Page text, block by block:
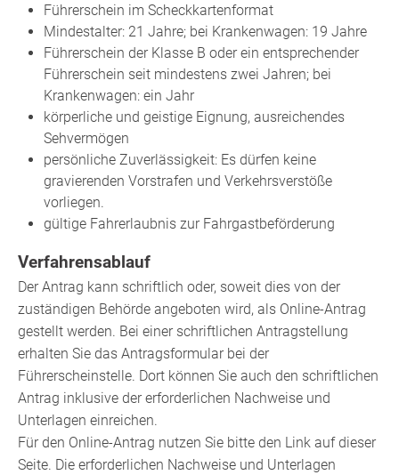
Führerschein im Scheckkartenformat
Mindestalter: 21 Jahre; bei Krankenwagen: 19 Jahre
Führerschein der Klasse B oder ein entsprechender
Führerschein seit mindestens zwei Jahren; bei
Krankenwagen: ein Jahr
körperliche und geistige Eignung, ausreichendes
Sehvermögen
persönliche Zuverlässigkeit: Es dürfen keine
gravierenden Vorstrafen und Verkehrsverstöße
vorliegen.
gültige Fahrerlaubnis zur Fahrgastbeförderung
Verfahrensablauf
Der Antrag kann schriftlich oder, soweit dies von der
zuständigen Behörde angeboten wird, als Online-Antrag
gestellt werden. Bei einer schriftlichen Antragstellung
erhalten Sie das Antragsformular bei der
Führerscheinstelle. Dort können Sie auch den schriftlichen
Antrag inklusive der erforderlichen Nachweise und
Unterlagen einreichen.
Für den Online-Antrag nutzen Sie bitte den Link auf dieser
Seite. Die erforderlichen Nachweise und Unterlagen